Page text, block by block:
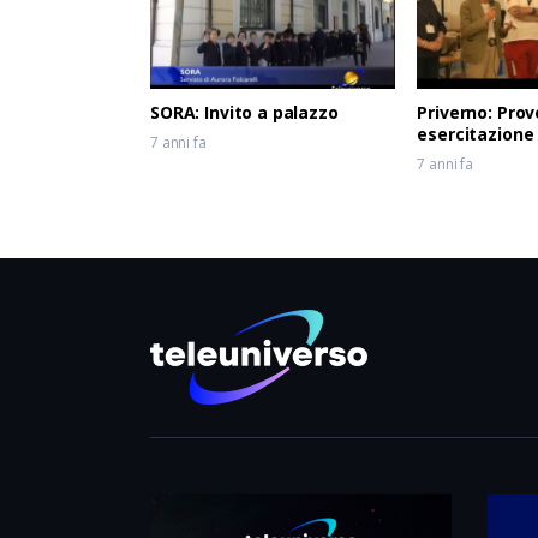
SORA: Invito a palazzo
7 anni fa
Priverno:
esercitazione
7 anni fa